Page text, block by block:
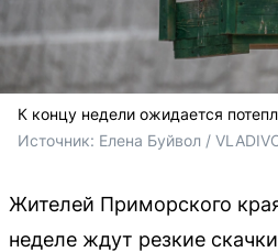
К концу недели ожидается
Источник: Елена Буйвол /
Жителей Приморского
неделе ждут резкие